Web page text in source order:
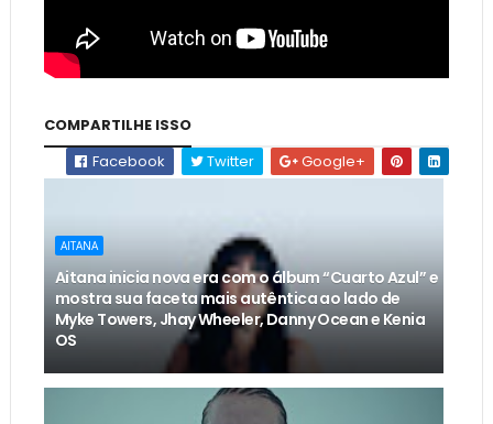
COMPARTILHE ISSO
Facebook
Twitter Google+
AITANA
Aitana inicia nova era com o álbum “Cuarto Azul” e
mostra sua faceta mais autêntica ao lado de
Myke Towers, Jhay Wheeler, Danny Ocean e Kenia
OS